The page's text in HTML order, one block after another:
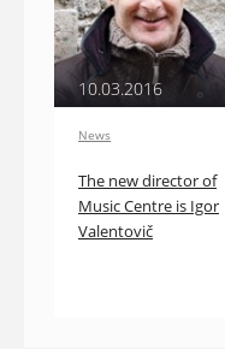
10.03.2016
News
The new director of
Music Centre is Igor
Valentovič